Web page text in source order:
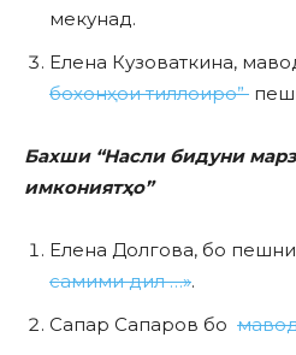
мекунад.
Елена Кузоваткина,
бохонҳои тиллоиро”
Бахши “Насли бидуни
имкониятҳо”
Елена Долгова, бо
самими дил …».
Сапар Сапаров бо